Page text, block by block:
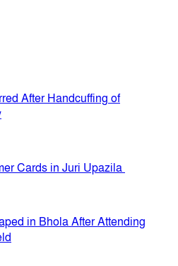
After Handcuffing of
Cards in Juri Upazila
in Bhola After Attending